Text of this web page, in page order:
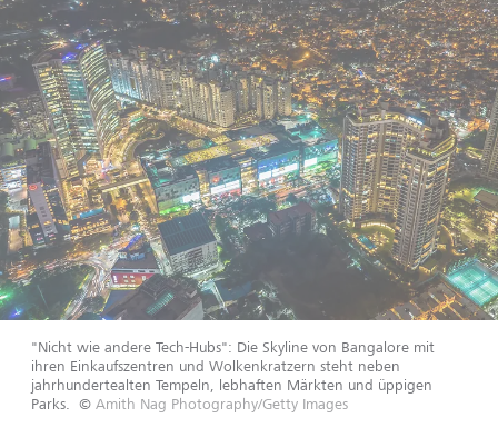
"Nicht wie andere Tech-Hubs": Die Skyline von Bangalore mit
ihren Einkaufszentren und Wolkenkratzern steht neben
jahrhundertealten Tempeln, lebhaften Märkten und üppigen
Parks.
© Amith Nag Photography/Getty Images